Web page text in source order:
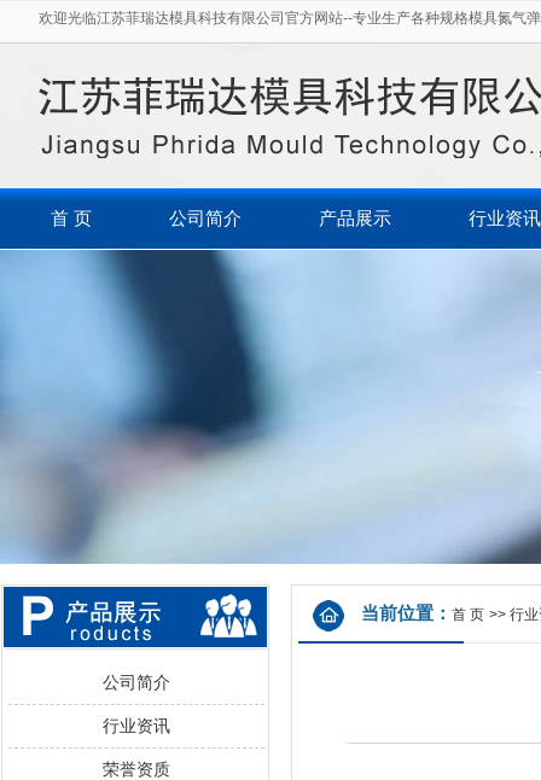
欢迎光临江苏菲瑞达模具科技有限公司官方网站--专业生产各种规格模具氮气
首 页 公司简介 产品展示 行业资讯
公司简介
行业资讯
荣誉资质
当前位置： 首 页 >> 行